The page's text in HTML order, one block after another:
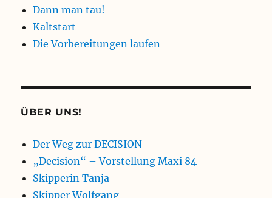
Dann man tau!
Kaltstart
Die Vorbereitungen laufen
ÜBER UNS!
Der Weg zur DECISION
„Decision“ – Vorstellung Maxi 84
Skipperin Tanja
Skipper Wolfgang